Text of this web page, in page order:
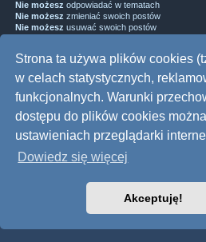
Strona ta używa plików cookies
w celach statystycznych,
funkcjonalnych. Warunki
dostępu do plików cookies
ustawieniach przeglądarki
Dowiedz się więcej
Akceptuję!
Nie możesz odpowiadać w tematach
Nie możesz zmieniać swoich postów
Nie możesz usuwać swoich postów
Strona domowa Forum Satedu
Polski pakiet językowy
Style: Multi Design by